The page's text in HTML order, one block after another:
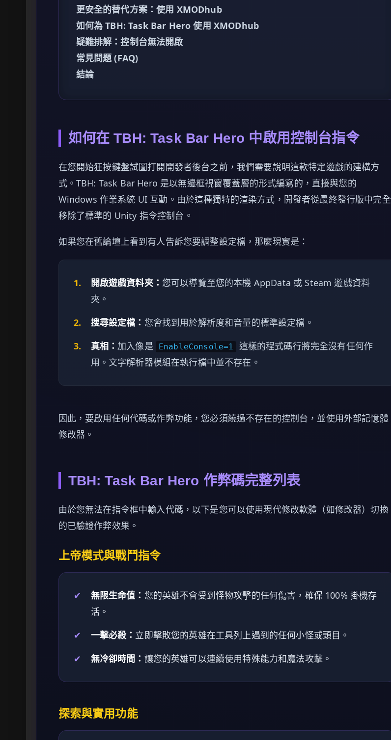
更安全的替代方案：使用 XMODhub
如何為 TBH: Task Bar Hero 使用 XMODhub
疑難排解：控制台無法開啟
常見問題 (FAQ)
結論
如何在 TBH: Task Bar Hero 中啟用控制台指令
在您開始狂按鍵盤試圖打開開發者後台之前，我們需要說明這款特定遊戲的建構方
式。TBH: Task Bar Hero 是以無邊框視窗覆蓋層的形式編寫的，直接與您的
Windows 作業系統 UI 互動。由於這種獨特的渲染方式，開發者從最終發行版中完全
移除了標準的 Unity 指令控制台。
如果您在舊論壇上看到有人告訴您要調整設定檔，那麼現實是：
1. 開啟遊戲資料夾： 您可以導覽至您的本機 AppData 或 Steam 遊戲資料
夾。
2.
搜尋設定檔： 您會找到用於解析度和音量的標準設定檔。
3.
真相： 加入像是 EnableConsole=1
這樣的程式碼行將完全沒有任何作
用。文字解析器模組在執行檔中並不存在。
因此，要啟用任何代碼或作弊功能，您必須繞過不存在的控制台，並使用外部記憶體
修改器。
TBH: Task Bar Hero 作弊碼完整列表
由於您無法在指令框中輸入代碼，以下是您可以使用現代修改軟體（如修改器）切換
的已驗證作弊效果。
上帝模式與戰鬥指令
✔ 無限生命值： 您的英雄不會受到怪物攻擊的任何傷害，確保 100% 掛機存
活。
✔
一擊必殺： 立即擊敗您的英雄在工具列上遇到的任何小怪或頭目。
✔
無冷卻時間： 讓您的英雄可以連續使用特殊能力和魔法攻擊。
探索與實用功能